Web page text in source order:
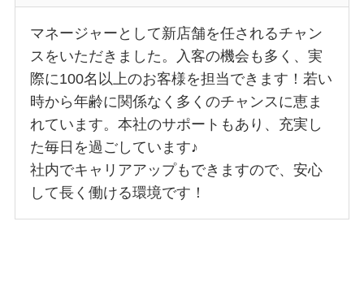
マネージャーとして新店舗を任されるチャン
スをいただきました。入客の機会も多く、実
際に100名以上のお客様を担当できます！若い
時から年齢に関係なく多くのチャンスに恵ま
れています。本社のサポートもあり、充実し
た毎日を過ごしています♪
社内でキャリアアップもできますので、安心
して長く働ける環境です！